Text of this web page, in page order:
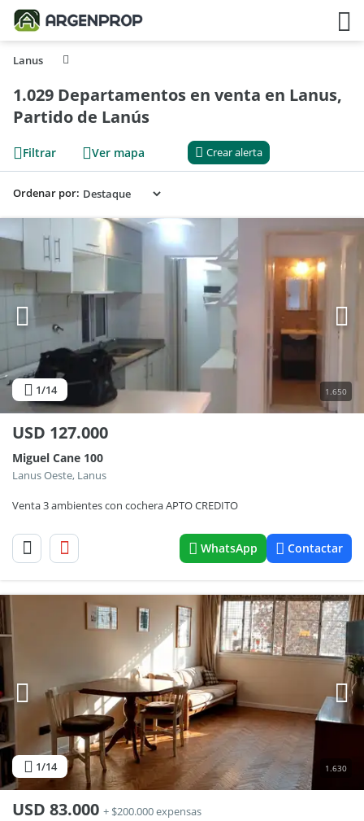
Lanus
1.029 Departamentos en venta en Lanus,
Partido de Lanús
Filtrar Ver mapa Crear alerta
Ordenar por:
1/14 1.650
USD 127.000
Miguel Cane 100
Lanus Oeste, Lanus
Venta 3 ambientes con cochera APTO CREDITO
WhatsApp Contactar
1/14 1.630
USD 83.000 + $200.000 expensas